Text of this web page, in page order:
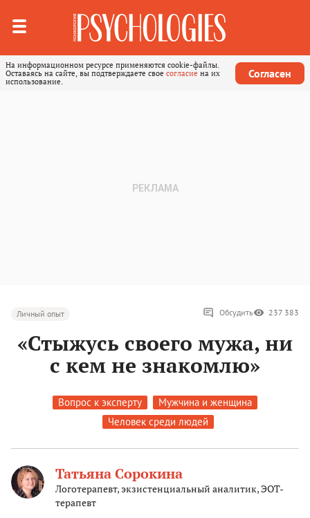
На информационном ресурсе применяются cookie-файлы.
Оставаясь на сайте, вы подтверждаете свое согласие на их
использование.
Согласен
Личный опыт Обсудить 237 383
«Стыжусь своего мужа, ни
с кем не знакомлю»
Вопрос к эксперту
Мужчина и женщина
Человек среди людей
Татьяна Сорокина
Логотерапевт, экзистенциальный аналитик, ЭОТ-
терапевт